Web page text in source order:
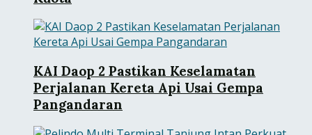
KAI Daop 2 Pastikan Keselamatan
Perjalanan Kereta Api Usai Gempa
Pangandaran